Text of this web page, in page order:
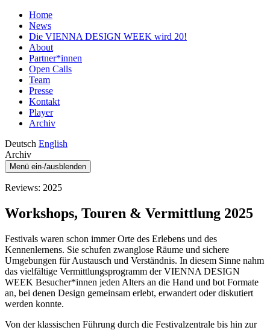
Home
News
Die VIENNA DESIGN WEEK wird 20!
About
Partner*innen
Open Calls
Team
Presse
Kontakt
Player
Archiv
Deutsch English
Archiv
Menü ein-/ausblenden
Reviews: 2025
Workshops, Touren & Vermittlung 2025
Festivals waren schon immer Orte des Erlebens und des
Kennenlernens. Sie schufen zwanglose Räume und sichere
Umgebungen für Austausch und Verständnis. In diesem Sinne nahm
das vielfältige Vermittlungsprogramm der VIENNA DESIGN
WEEK Besucher*innen jeden Alters an die Hand und bot Formate
an, bei denen Design gemeinsam erlebt, erwandert oder diskutiert
werden konnte.
Von der klassischen Führung durch die Festivalzentrale bis hin zur